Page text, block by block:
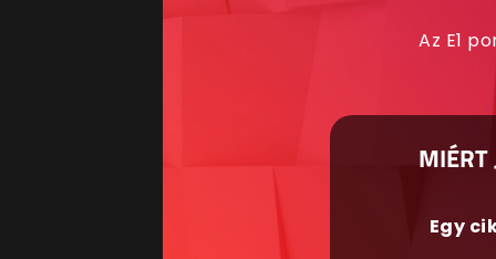
Az E1
MIÉRT
Egy